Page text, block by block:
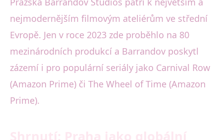
nejmodernějším filmovým ateliérům ve střední
Evropě. Jen v roce 2023 zde proběhlo na 80
mezinárodních produkcí a Barrandov poskytl
zázemí i pro populární seriály jako Carnival Row
(Amazon Prime) či The Wheel of Time (Amazon
Prime).